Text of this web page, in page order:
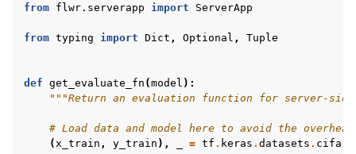
navigation of Tutoriels de démarrage rapide
navigation of Build
navigation of Simulate
from flwr.serverapp import ServerApp
from typing import Dict , Optional , Tuple
def get_evaluate_fn (model ):
"""Return an evaluation function for server-
# Load data and model here to avoid the
( x_train , y_train ), = tf . keras . datasets .